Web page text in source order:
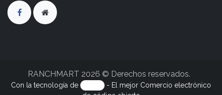
RANCHMART 2026 © Derechos reservados.
Con la tecnología de - El mejor Comercio electrónico